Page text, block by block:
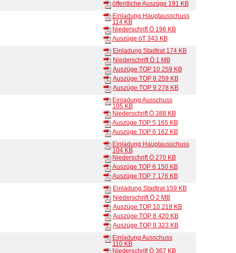
öffentliche Auszüge 191 KB
Einladung Hauptausschuss
114 KB
Niederschrift Ö 196 KB
Auszüge öT 343 KB
Einladung Stadtrat 174 KB
Niederschrift Ö 1 MB
Auszüge TOP 10 259 KB
Auszüge TOP 8 259 KB
Auszüge TOP 9 278 KB
Einladung Ausschuss
105 KB
Niederschrift Ö 388 KB
Auszüge TOP 5 165 KB
Auszüge TOP 6 162 KB
Einladung Hauptausschuss
104 KB
Niederschrift Ö 270 KB
Auszüge TOP 6 150 KB
Auszüge TOP 7 176 KB
Einladung Stadtrat 159 KB
Niederschrift Ö 2 MB
Auszüge TOP 10 218 KB
Auszüge TOP 8 420 KB
Auszüge TOP 9 323 KB
Einladung Ausschuss
110 KB
Niederschrift Ö 367 KB